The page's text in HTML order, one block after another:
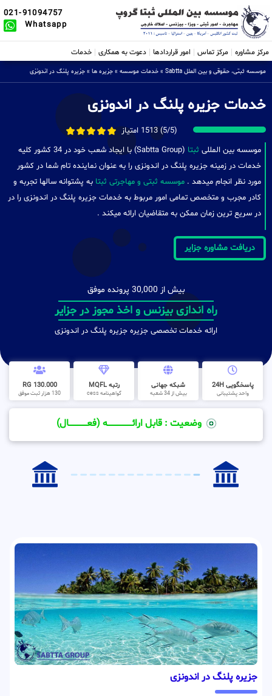
021-91094757
Whatsapp
مرکز مشاوره مرکز تماس امور قراردادها دعوت به همکاری خدمات
موسسه ثبتی، حقوقی و بین الملل Sabtta » خدمات موسسه » جزیره ها » جزیره پلنگ در اندونزی
خدمات جزیره پلنگ در اندونزی
(5/5) 1513 امتیاز
موسسه بین المللی ثبتا
(Sabtta Group) با ایجاد شعب خود در 34 کشور کلیه
خدمات در زمینه جزیره پلنگ در اندونزی را به عنوان نماینده تام شما در کشور
مورد نظر انجام میدهد . موسسه ثبتی و مهاجرتی ثبتا به پشتوانه سالها تجربه و
کادر مجرب و متخصص تمامی امور مربوط به خدمات جزیره پلنگ در اندونزی را در
در سریع ترین زمان ممکن به متقاضیان ارائه میکند .
دریافت مشاوره جزایر
بیش از 30,000 پرونده موفق
راه اندازی بیزنس و اخذ مجوز در جزایر
ارائه خدمات تخصصی جزیره جزیره پلنگ در اندونزی
پاسخگویی 24H
واحد پشتیبانی
شبکه جهانی
بیش از 34 شعبه
رتبه MQFL
گواهینامه cess
130.000 RG
130 هزار ثبت موفق
وضعیت : قابل ارائــــــــــــــــــــه (فعـــــــــــــــال)
جزیره پلنگ در اندونزی